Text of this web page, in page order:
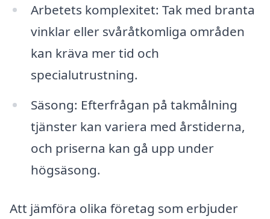
Arbetets komplexitet: Tak med branta
vinklar eller svåråtkomliga områden
kan kräva mer tid och
specialutrustning.
Säsong: Efterfrågan på takmålning
tjänster kan variera med årstiderna,
och priserna kan gå upp under
högsäsong.
Att jämföra olika företag som erbjuder